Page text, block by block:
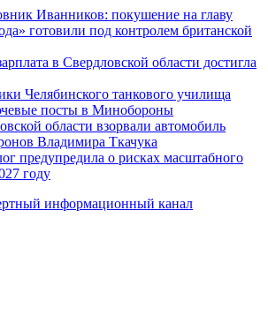
Иванников: покушение на главу
готовили под контролем британской
в Свердловской области достигла
Челябинского танкового училища
посты в Минобороны
области взорвали автомобиль
Владимира Ткачука
предупредила о рисках масштабного
году
информационный канал